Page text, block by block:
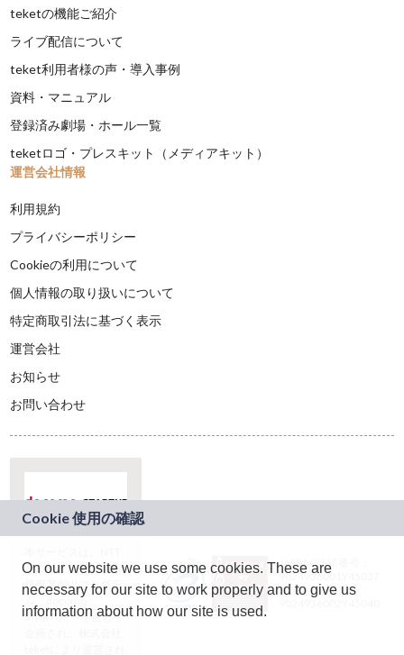
teketの機能ご紹介
ライブ配信について
teket利用者様の声・導入事例
資料・マニュアル
登録済み劇場・ホール一覧
teketロゴ・プレスキット（メディアキット）
運営会社情報
利用規約
プライバシーポリシー
Cookieの利用について
個人情報の取り扱いについて
特定商取引法に基づく表示
運営会社
お知らせ
お問い合わせ
ドコモグループの新
規事業創出プログラ
ム「docomo
STARTUP」を通じて
JASRAC許諾番号：
9024936001Y45037
JASRAC許諾番号：
On our website we use some cookies. These are
necessary for our site to work properly and to give us
information about how our site is used.